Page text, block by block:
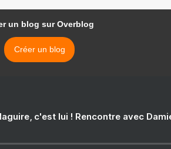
un blog sur Overblog
Créer un blog
c'est lui ! Rencontre avec